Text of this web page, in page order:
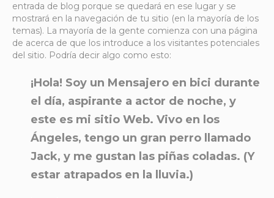
entrada de blog porque se quedará en ese lugar y se
mostrará en la navegación de tu sitio (en la mayoría de los
temas). La mayoría de la gente comienza con una página
de acerca de que los introduce a los visitantes potenciales
del sitio. Podría decir algo como esto:
¡Hola! Soy un Mensajero en bici durante
el día, aspirante a actor de noche, y
este es mi sitio Web. Vivo en los
Ángeles, tengo un gran perro llamado
Jack, y me gustan las piñas coladas. (Y
estar atrapados en la lluvia.)